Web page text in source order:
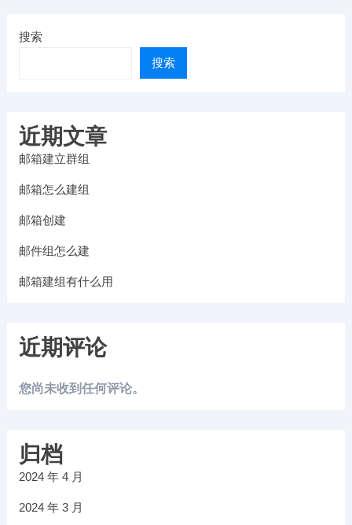
搜索
搜索
近期文章
邮箱建立群组
邮箱怎么建组
邮箱创建
邮件组怎么建
邮箱建组有什么用
近期评论
您尚未收到任何评论。
归档
2024 年 4 月
2024 年 3 月